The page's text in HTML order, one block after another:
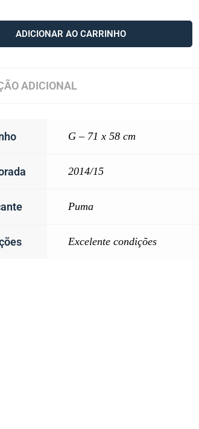
ADICIONAR AO CARRINHO
ADICIONAL
G – 71 x 58 cm
2014/15
Puma
Excelente condições